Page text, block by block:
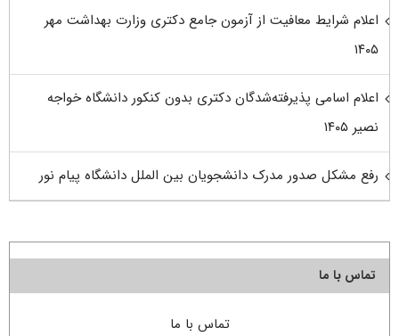
اعلام شرایط معافیت از آزمون جامع دکتری وزارت بهداشت مهر
۱۴۰۵
اعلام اسامی پذیرفته‌شدگان دکتری بدون کنکور دانشگاه خواجه
نصیر ۱۴۰۵
رفع مشکل صدور مدرک دانشجویان بین الملل دانشگاه پیام نور
تماس با ما
تماس با ما